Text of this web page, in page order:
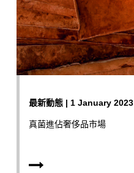
最新動態 | 1 January 2023
真菌進佔奢侈品市場